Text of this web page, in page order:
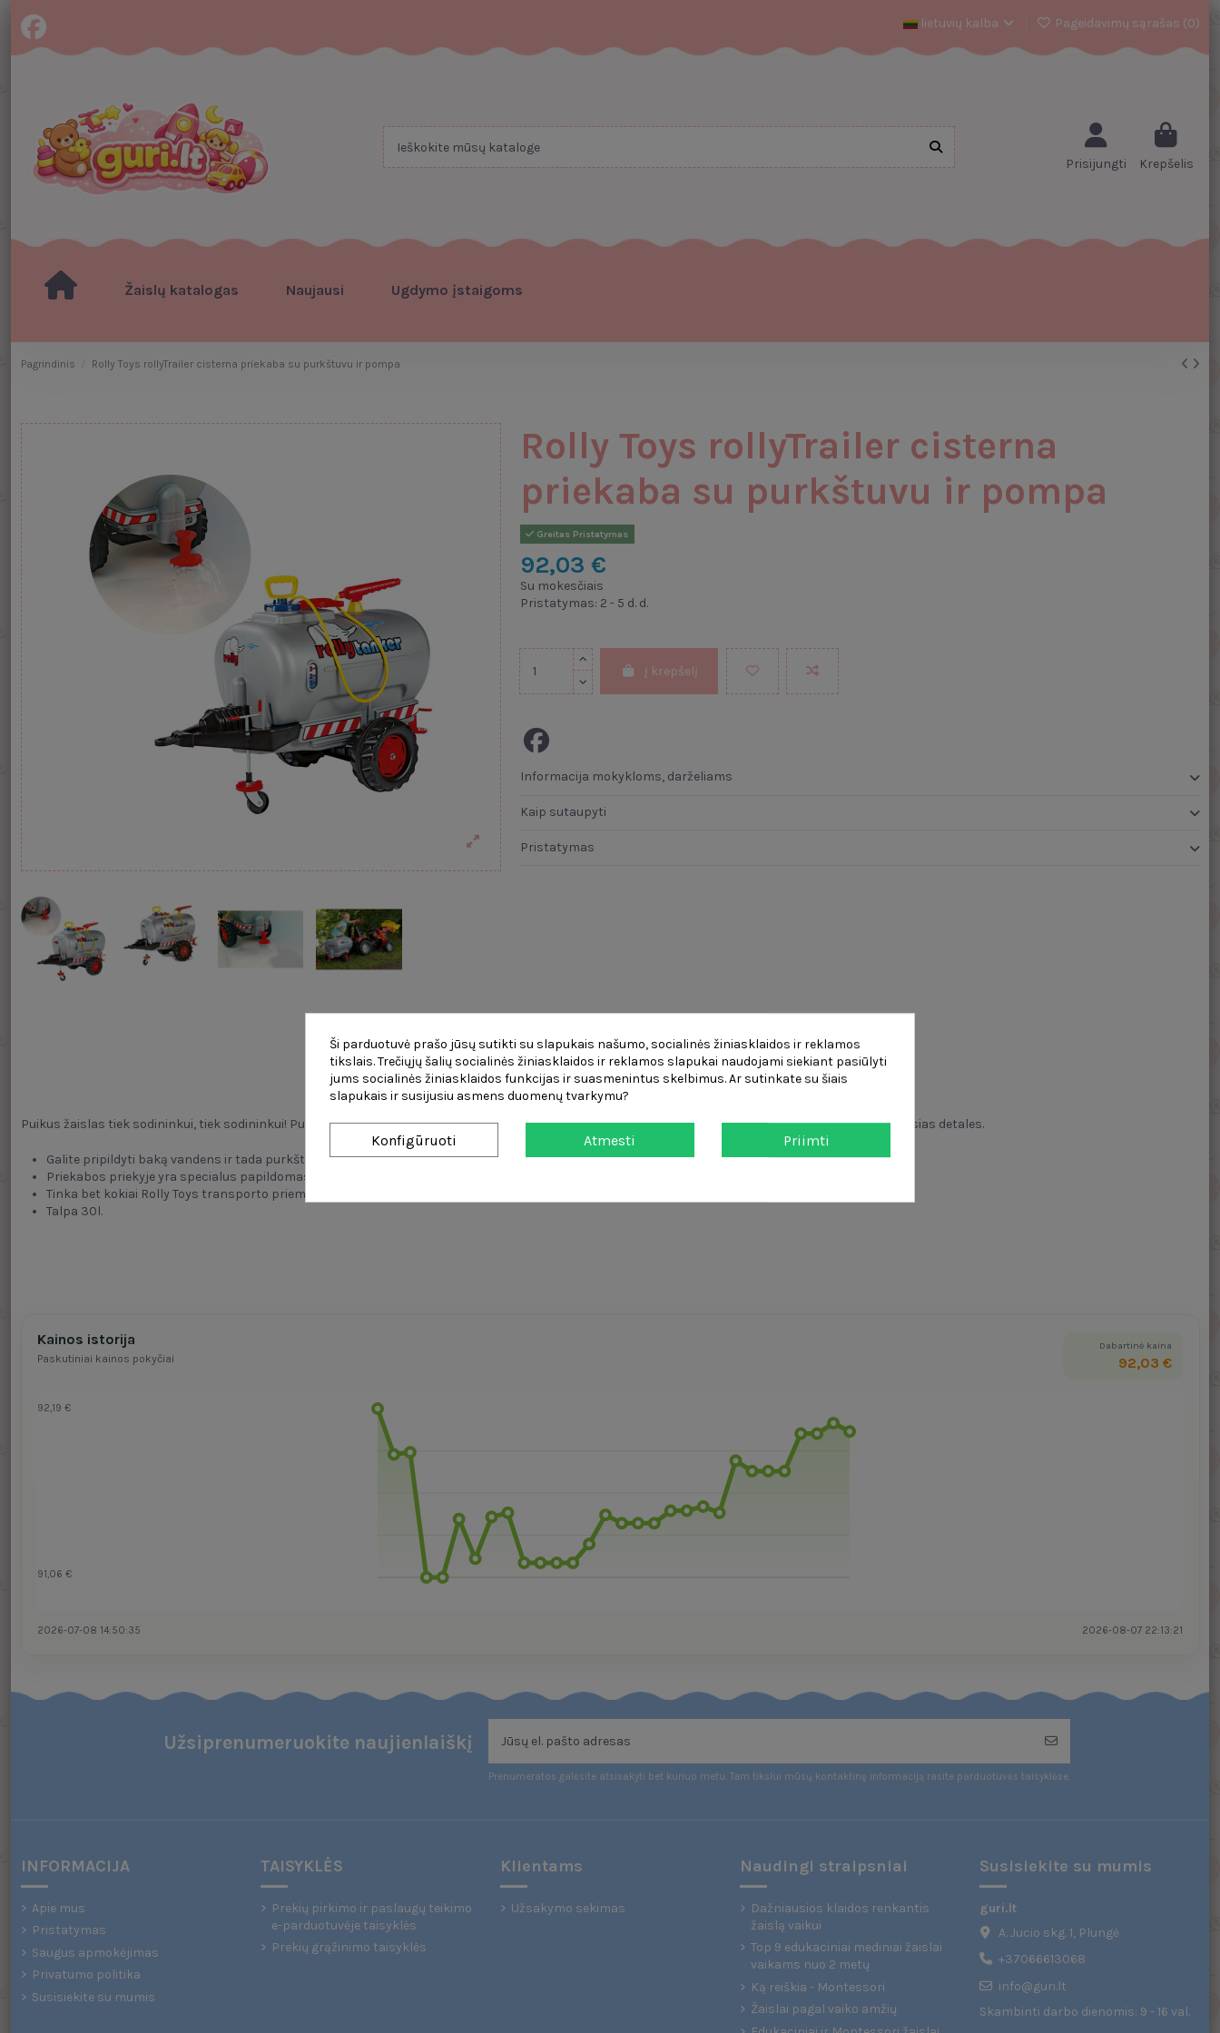
lietuvių kalba Pageidavimų sąrašas (0)
Prisijungti Krepšelis
Žaislų katalogas Naujausi Ugdymo įstaigoms
Pagrindinis Rolly Toys rollyTrailer cisterna priekaba su purkštuvu ir pompa
Rolly Toys rollyTrailer cisterna
priekaba su purkštuvu ir pompa
Greitas Pristatymas
92,03 €
Su mokesčiais
Pristatymas: 2 - 5 d. d.
Į krepšelį
Informacija mokykloms, darželiams
Kaip sutaupyti
Pristatymas
Aprašymas Prekės informacija Atsiliepimai(0) Apžvalgos
Puikus žaislas tiek sodininkui, tiek sodininkui! Puikus bet kurio Rolly Toys traktoriaus papildymas. Kruopščiai pagamintas, atkreipiant dėmesį į smulkiausias detales.
Galite pripildyti baką vandens ir tada purkštuvu bei rankiniu siurbliu palaistyti sodą ar įvažiavimą.
Priekabos priekyje yra specialus papildomas nuleidžiamas ratas, kuris neleidžia priekabai apvirsti, kai ji atkabinama nuo traktoriaus.
Tinka bet kokiai Rolly Toys transporto priemonei.
Talpa 30l.
Kainos istorija
Paskutiniai kainos pokyčiai
Dabartinė kaina
92,03 €
92,19 €
91,06 €
2026-07-08 14:50:35 2026-08-07 22:13:21
Užsiprenumeruokite naujienlaiškį
Prenumeratos galėsite atsisakyti bet kuriuo metu. Tam tikslui mūsų kontaktinę informaciją rasite parduotuvės taisyklėse.
INFORMACIJA
Apie mus
Pristatymas
Saugus apmokėjimas
Privatumo politika
Susisiekite su mumis
TAISYKLĖS
Prekių pirkimo ir paslaugų teikimo
e-parduotuvėje taisyklės
Prekių grąžinimo taisyklės
Klientams
Užsakymo sekimas
Naudingi straipsniai
Dažniausios klaidos renkantis
žaislą vaikui
Top 9 edukaciniai mediniai žaislai
vaikams nuo 2 metų
Ką reiškia - Montessori
Žaislai pagal vaiko amžių
Susisiekite su mumis
guri.lt
A. Jucio skg. 1, Plungė
+37066613068
info@guri.lt
Skambinti darbo dienomis: 9 - 16 val.
Ši parduotuvė prašo jūsų sutikti su slapukais našumo, socialinės žiniasklaidos ir reklamos
tikslais. Trečiųjų šalių socialinės žiniasklaidos ir reklamos slapukai naudojami siekiant pasiūlyti
jums socialinės žiniasklaidos funkcijas ir suasmenintus skelbimus. Ar sutinkate su šiais
slapukais ir susijusiu asmens duomenų tvarkymu?
Konfigūruoti Atmesti Priimti